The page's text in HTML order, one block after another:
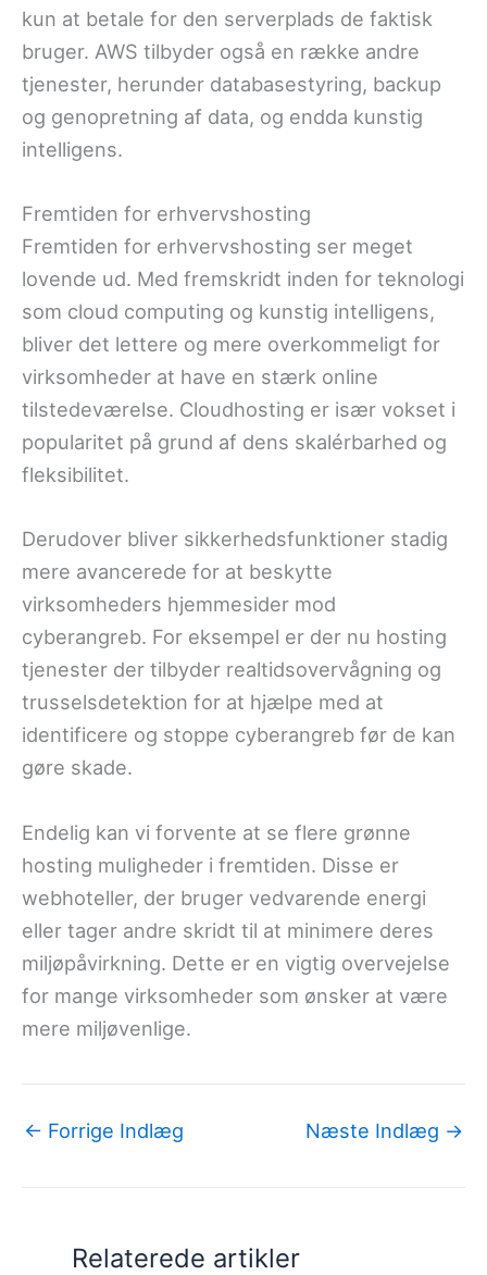
kun at betale for den serverplads de faktisk
bruger. AWS tilbyder også en række andre
tjenester, herunder databasestyring, backup
og genopretning af data, og endda kunstig
intelligens.
Fremtiden for erhvervshosting
Fremtiden for erhvervshosting ser meget
lovende ud. Med fremskridt inden for teknologi
som cloud computing og kunstig intelligens,
bliver det lettere og mere overkommeligt for
virksomheder at have en stærk online
tilstedeværelse. Cloudhosting er især vokset i
popularitet på grund af dens skalérbarhed og
fleksibilitet.
Derudover bliver sikkerhedsfunktioner stadig
mere avancerede for at beskytte
virksomheders hjemmesider mod
cyberangreb. For eksempel er der nu hosting
tjenester der tilbyder realtidsovervågning og
trusselsdetektion for at hjælpe med at
identificere og stoppe cyberangreb før de kan
gøre skade.
Endelig kan vi forvente at se flere grønne
hosting muligheder i fremtiden. Disse er
webhoteller, der bruger vedvarende energi
eller tager andre skridt til at minimere deres
miljøpåvirkning. Dette er en vigtig overvejelse
for mange virksomheder som ønsker at være
mere miljøvenlige.
← Forrige Indlæg Næste Indlæg →
Relaterede artikler